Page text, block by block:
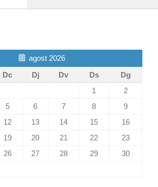
agost 2026
Dc Dj Dv Ds
Dg
1
2
5 6 7 8
9
12 13 14 15
16
19 20 21 22
23
26 27 28 29
30